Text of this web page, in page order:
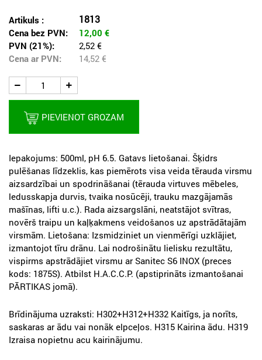
Artikuls : 1813
Cena bez PVN: 12,00 €
PVN (21%):
2,52 €
Cena ar PVN:
14,52 €
PIEVIENOT GROZAM
Iepakojums: 500ml, pH 6.5. Gatavs lietošanai. Šķidrs
pulēšanas līdzeklis, kas piemērots visa veida tērauda virsmu
aizsardzībai un spodrināšanai (tērauda virtuves mēbeles,
ledusskapja durvis, tvaika nosūcēji, trauku mazgājamās
mašīnas, lifti u.c.). Rada aizsargslāni, neatstājot svītras,
novērš traipu un kaļķakmens veidošanos uz apstrādātajām
virsmām. Lietošana: Izsmidziniet un vienmērīgi uzklājiet,
izmantojot tīru drānu. Lai nodrošinātu lielisku rezultātu,
vispirms apstrādājiet virsmu ar Sanitec S6 INOX (preces
kods: 1875S). Atbilst H.A.C.C.P. (apstiprināts izmantošanai
PĀRTIKAS jomā).
Brīdinājuma uzraksti: H302+H312+H332 Kaitīgs, ja norīts,
saskaras ar ādu vai nonāk elpceļos. H315 Kairina ādu. H319
Izraisa nopietnu acu kairinājumu.